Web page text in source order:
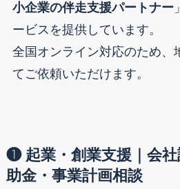
小企業の伴走支援パートナー
ービスを提供しています。
全国オンライン対応のため、
てご依頼いただけます。
❶ 起業・創業支援｜会
助金・事業計画相談